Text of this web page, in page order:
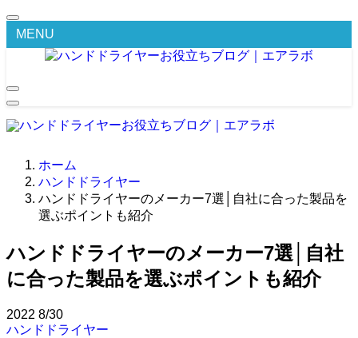
MENU
ホーム
ハンドドライヤー
ハンドドライヤーのメーカー7選│自社に合った製品を
選ぶポイントも紹介
ハンドドライヤーのメーカー7選│自社
に合った製品を選ぶポイントも紹介
2022 8/30
ハンドドライヤー